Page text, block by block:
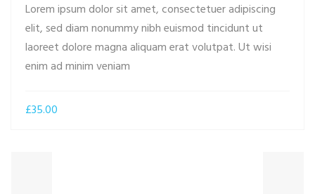
Lorem ipsum dolor sit amet, consectetuer adipiscing
elit, sed diam nonummy nibh euismod tincidunt ut
laoreet dolore magna aliquam erat volutpat. Ut wisi
enim ad minim veniam
£35.00
ADD TO CART